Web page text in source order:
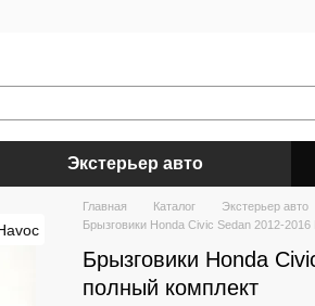
Экстерьер авто
Главная Каталог
Экстерьер авто
Брызговики Honda Civic Sedan 2012-
Брызговики Honda
полный комплект